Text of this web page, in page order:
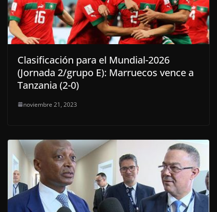
Clasificación para el Mundial-2026
(Jornada 2/grupo E): Marruecos vence a
Tanzania (2-0)
noviembre 21, 2023